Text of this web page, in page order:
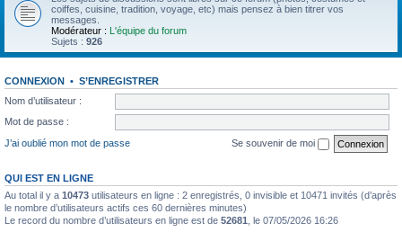
coiffes, cuisine, tradition, voyage, etc) mais pensez à bien titrer vos
messages.
Modérateur : L'équipe du forum
Sujets : 926
CONNEXION • S’ENREGISTRER
Nom d’utilisateur :
Mot de passe :
J’ai oublié mon mot de passe
Se souvenir de moi
QUI EST EN LIGNE
Au total il y a 10473 utilisateurs en ligne : 2 enregistrés, 0 invisible et 10471 invités (d’après
le nombre d’utilisateurs actifs ces 60 dernières minutes)
Le record du nombre d’utilisateurs en ligne est de 52681 , le 07/05/2026 16:26